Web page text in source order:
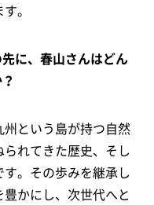
。
に、春山さんはどん
という島が持つ自然
れてきた歴史、そし
。その歩みを継承し
かにし、次世代へと